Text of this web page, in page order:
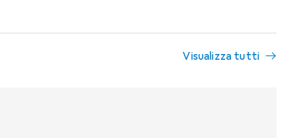
Visualizza tutti